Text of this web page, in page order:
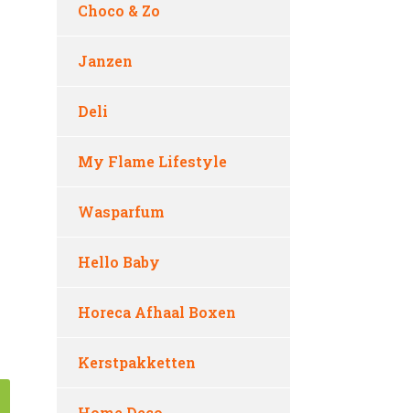
Choco & Zo
Janzen
Deli
My Flame Lifestyle
Wasparfum
Hello Baby
Horeca Afhaal Boxen
Kerstpakketten